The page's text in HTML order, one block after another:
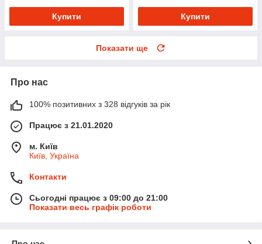
Купити Купити
Показати ще
Про нас
100% позитивних з 328 відгуків за рік
Працює з 21.01.2020
м. Київ
Київ, Україна
Контакти
Сьогодні працює з 09:00 до 21:00
Показати весь графік роботи